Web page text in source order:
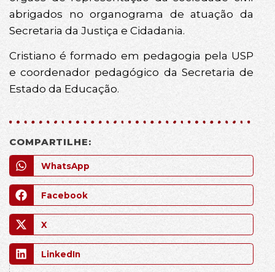
abrigados no organograma de atuação da
Secretaria da Justiça e Cidadania.
Cristiano é formado em pedagogia pela USP
e coordenador pedagógico da Secretaria de
Estado da Educação.
COMPARTILHE:
WhatsApp
Facebook
X
LinkedIn